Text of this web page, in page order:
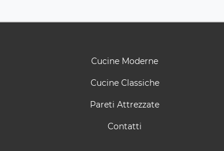
Cucine Moderne
Cucine Classiche
Pareti Attrezzate
Contatti